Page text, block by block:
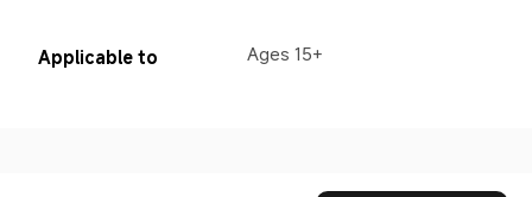
Applicable to Ages 15+